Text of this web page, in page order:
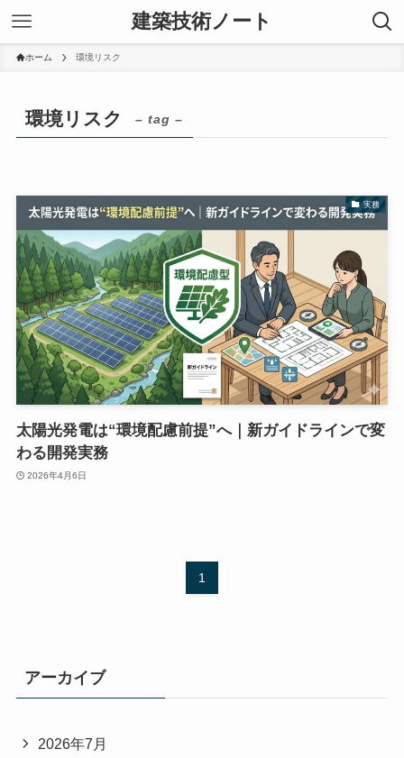
建築技術ノート
ホーム 環境リスク
環境リスク – tag –
実務
太陽光発電は“環境配慮前提”へ｜新ガイドラインで変
わる開発実務
2026年4月6日
1
アーカイブ
2026年7月